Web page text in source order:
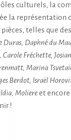
culturels, la
la représentation
telles que
Duras, Daphné du
Fréchette,
Marina
Berdot, Israël
Moliereet
!